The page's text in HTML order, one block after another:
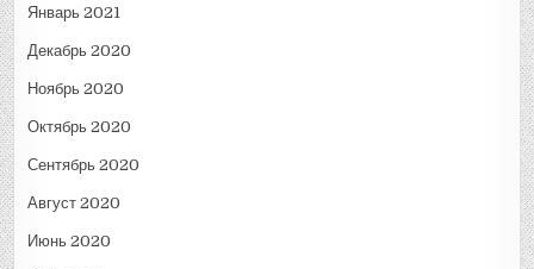
Январь 2021
Декабрь 2020
Ноябрь 2020
Октябрь 2020
Сентябрь 2020
Август 2020
Июнь 2020